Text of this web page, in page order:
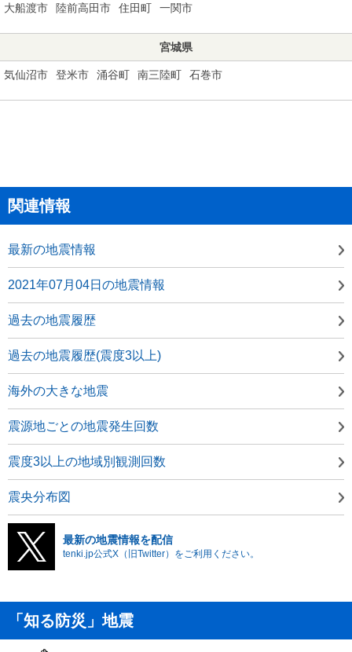
大船渡市 陸前高田市 住田町 一関市
宮城県
気仙沼市 登米市 涌谷町 南三陸町 石巻市
関連情報
最新の地震情報
2021年07月04日の地震情報
過去の地震履歴
過去の地震履歴(震度3以上)
海外の大きな地震
震源地ごとの地震発生回数
震度3以上の地域別観測回数
震央分布図
最新の地震情報を配信
tenki.jp公式X（旧Twitter）をご利用ください。
「知る防災」地震